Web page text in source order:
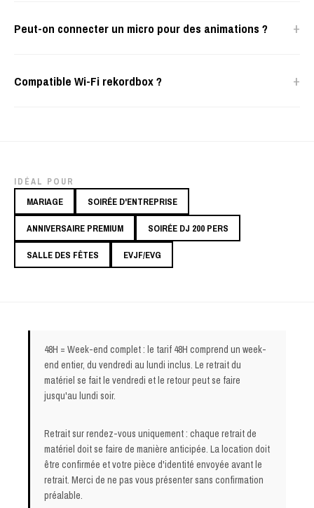
Peut-on connecter un micro pour des animations ? +
Compatible Wi-Fi rekordbox ? +
IDÉAL POUR
MARIAGE SOIRÉE D'ENTREPRISE
ANNIVERSAIRE PREMIUM SOIRÉE DJ 200 PERS
SALLE DES FÊTES EVJF/EVG
48H = Week-end complet : le tarif 48H comprend un week-
end entier, du vendredi au lundi inclus. Le retrait du
matériel se fait le vendredi et le retour peut se faire
jusqu'au lundi soir.
Retrait sur rendez-vous uniquement : chaque retrait de
matériel doit se faire de manière anticipée. La location doit
être confirmée et votre pièce d'identité envoyée avant le
retrait. Merci de ne pas vous présenter sans confirmation
préalable.